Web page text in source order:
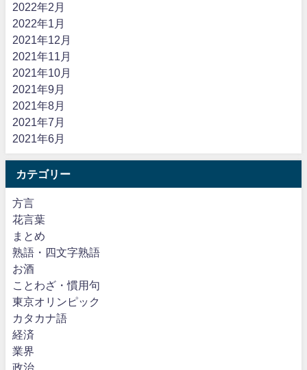
2022年2月
2022年1月
2021年12月
2021年11月
2021年10月
2021年9月
2021年8月
2021年7月
2021年6月
カテゴリー
方言
花言葉
まとめ
熟語・四文字熟語
お酒
ことわざ・慣用句
東京オリンピック
カタカナ語
経済
業界
政治